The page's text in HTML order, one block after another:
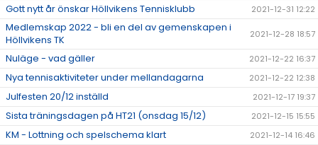
Gott nytt år önskar Höllvikens Tennisklubb 2021-12-31 12:22
Medlemskap 2022 - bli en del av gemenskapen i
Höllvikens TK
2021-12-28 18:57
Nuläge - vad gäller 2021-12-22 16:37
Nya tennisaktiviteter under mellandagarna 2021-12-22 12:38
Julfesten 20/12 inställd 2021-12-17 19:37
Sista träningsdagen på HT21 (onsdag 15/12) 2021-12-15 15:55
KM - Lottning och spelschema klart 2021-12-14 16:46